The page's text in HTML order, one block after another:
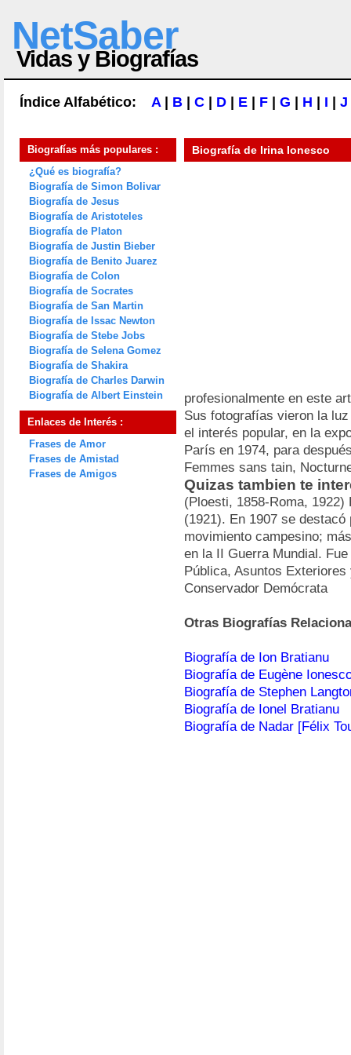
NetSaber
Vidas y Biografías
Índice Alfabético: A| B C D E F G H I J
Biografías más populares :
¿Qué es biografía?
Biografía de Simon Bolivar
Biografía de Jesus
Biografía de Aristoteles
Biografía de Platon
Biografía de Justin Bieber
Biografía de Benito Juarez
Biografía de Colon
Biografía de Socrates
Biografía de San Martin
Biografía de Issac Newton
Biografía de Stebe Jobs
Biografía de Selena Gomez
Biografía de Shakira
Biografía de Charles Darwin
Biografía de Albert Einstein
Enlaces de Interés :
Frases de Amor
Frases de Amistad
Frases de Amigos
Biografía de Irina Ionesco
profesionalmente en este
Sus fotografías vieron la
el interés popular, en la
París en 1974, para
Femmes sans tain,
Quizas tambien te
(Ploesti, 1858-Roma,
(1921). En 1907 se
movimiento campesino;
en la II Guerra Mundial.
Pública, Asuntos
Conservador Demócrata
Otras Biografías
Biografía de Ion Bratianu
Biografía de Eugène
Biografía de Stephen
Biografía de Ionel Bratianu
Biografía de Nadar [Félix